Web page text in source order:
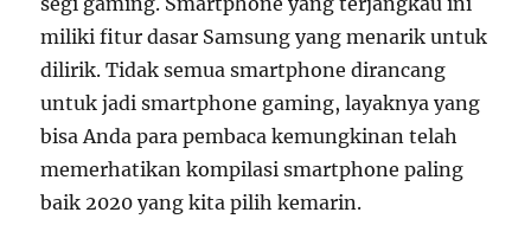
miliki fitur dasar Samsung yang menarik untuk
dilirik. Tidak semua smartphone dirancang
untuk jadi smartphone gaming, layaknya yang
bisa Anda para pembaca kemungkinan telah
memerhatikan kompilasi smartphone paling
baik 2020 yang kita pilih kemarin.